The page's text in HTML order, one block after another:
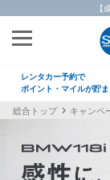
【
レンタカー予約で
ポイント・マイルが貯ま
総合トップ キャンペ